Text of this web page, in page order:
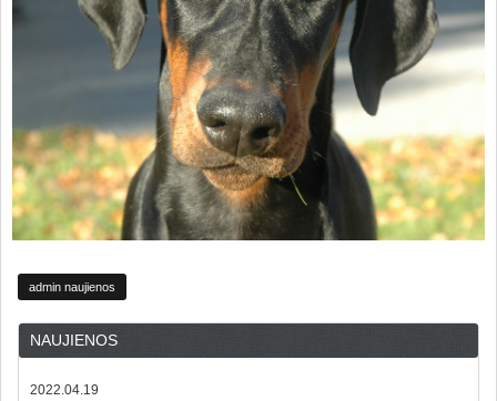
admin naujienos
NAUJIENOS
2022.04.19